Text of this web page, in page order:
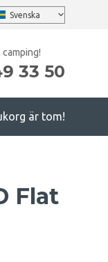
camping!
33 50
är tom!
Flat